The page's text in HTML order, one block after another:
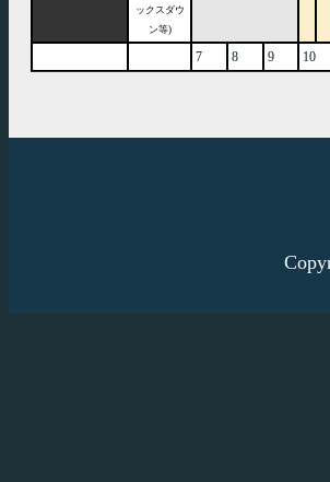
ックスダウ
ン等)
7 8 9 10